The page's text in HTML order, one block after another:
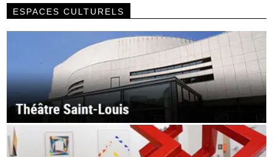
ESPACES CULTURELS